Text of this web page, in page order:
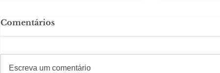
Solteirou!
Comentários
Escreva um comentário
#Sugestões